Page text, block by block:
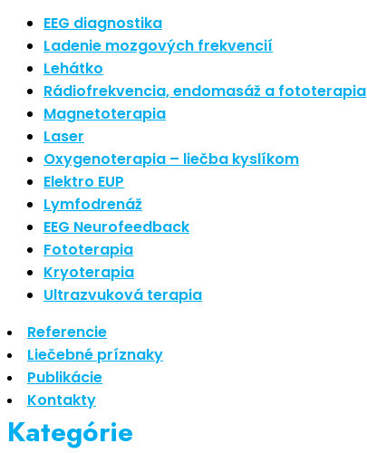
EEG diagnostika
Ladenie mozgových frekvencií
Lehátko
Rádiofrekvencia, endomasáž a fototerapia
Magnetoterapia
Laser
Oxygenoterapia – liečba kyslíkom
Elektro EUP
Lymfodrenáž
EEG Neurofeedback
Fototerapia
Kryoterapia
Ultrazvuková terapia
Referencie
Liečebné príznaky
Publikácie
Kontakty
Najnovšie články
Nové polarizované svetlo
So psoriázou netreba žiť
Rozšírenie služieb
Hudba a vývoj mozgu
Najnovšie komentáre
Žiadne komentáre na zobrazenie.
Archív
september 2021
apríl 2021
august 2020
Kategórie